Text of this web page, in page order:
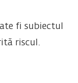
fi subiectul
riscul.